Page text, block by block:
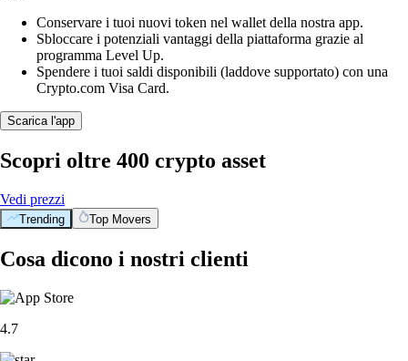
Conservare i tuoi nuovi token nel wallet della nostra app.
Sbloccare i potenziali vantaggi della piattaforma grazie al
programma Level Up.
Spendere i tuoi saldi disponibili (laddove supportato) con una
Crypto.com Visa Card.
Scarica l'app
Scopri oltre 400 crypto asset
Vedi prezzi
Trending Top Movers
Cosa dicono i nostri clienti
4.7